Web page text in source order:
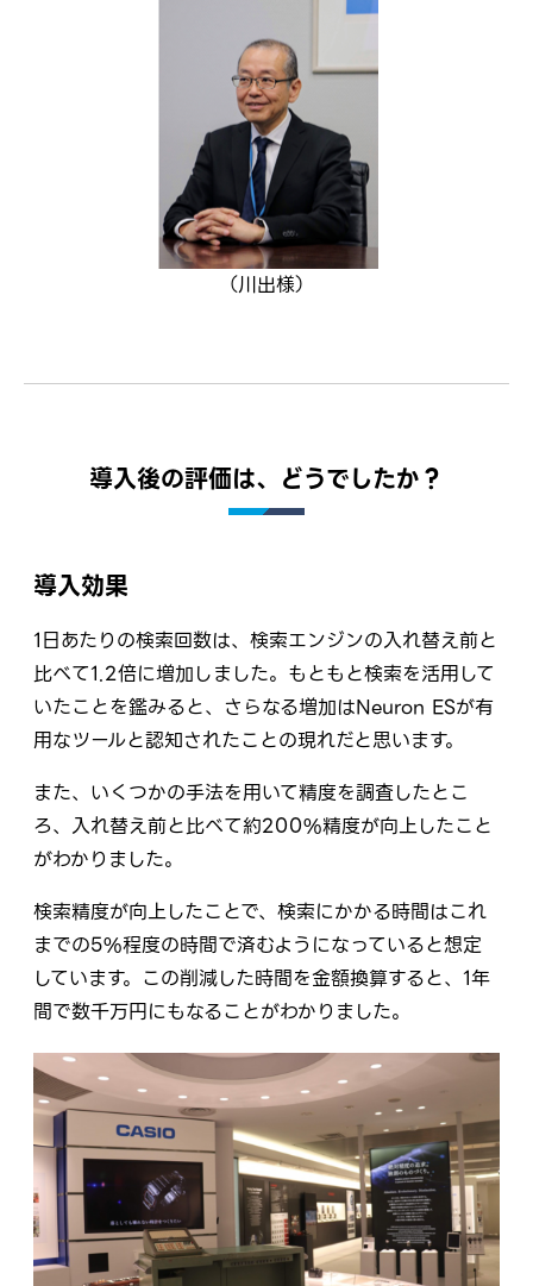
（川出様）
導入後の評価は、どうでしたか？
導入効果
1日あたりの検索回数は、検索エンジンの入れ替え前と
比べて1.2倍に増加しました。もともと検索を活用して
いたことを鑑みると、さらなる増加はNeuron ESが有
用なツールと認知されたことの現れだと思います。
また、いくつかの手法を用いて精度を調査したとこ
ろ、入れ替え前と比べて約200%精度が向上したこと
がわかりました。
検索精度が向上したことで、検索にかかる時間はこれ
までの5%程度の時間で済むようになっていると想定
しています。この削減した時間を金額換算すると、1年
間で数千万円にもなることがわかりました。